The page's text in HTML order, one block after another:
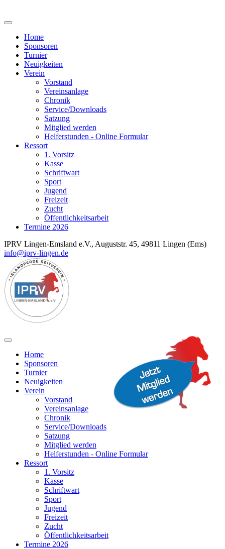
Home
Sponsoren
Turnier
Neuigkeiten
Verein
Vorstand
Vereinsanlage
Chronik
Service/Downloads
Satzung
Mitglied werden
Helferstunden - Online Formular
Ressort
1. Vorsitz
Kasse
Schriftwart
Sport
Jugend
Freizeit
Zucht
Öffentlichkeitsarbeit
Termine 2026
IPRV Lingen-Emsland e.V., Auguststr. 45, 49811 Lingen (Ems)
info@iprv-lingen.de
Home
Sponsoren
Turnier
Neuigkeiten
Verein
Vorstand
Vereinsanlage
Chronik
Service/Downloads
Satzung
Mitglied werden
Helferstunden - Online Formular
Ressort
1. Vorsitz
Kasse
Schriftwart
Sport
Jugend
Freizeit
Zucht
Öffentlichkeitsarbeit
Termine 2026